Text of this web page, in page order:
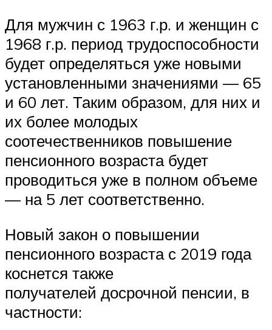
Для мужчин с 1963 г.р. и женщин с
1968 г.р. период трудоспособности
будет определяться уже новыми
установленными значениями — 65
и 60 лет. Таким образом, для них и
их более молодых
соотечественников повышение
пенсионного возраста будет
проводиться уже в полном объеме
— на 5 лет соответственно.
Новый закон о повышении
пенсионного возраста с 2019 года
коснется также
получателей досрочной пенсии, в
частности: